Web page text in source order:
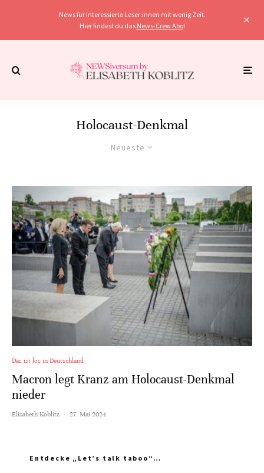
News für interessierte Leser:innen mit wenig Zeit.
Hier findest du das News-Crew Abo!
Holocaust-Denkmal
Neueste
Das ist los in Deutschland
Macron legt Kranz am Holocaust-Denkmal
nieder
Elisabeth Koblitz · 27. Mai 2024
Entdecke „Let’s talk taboo“…